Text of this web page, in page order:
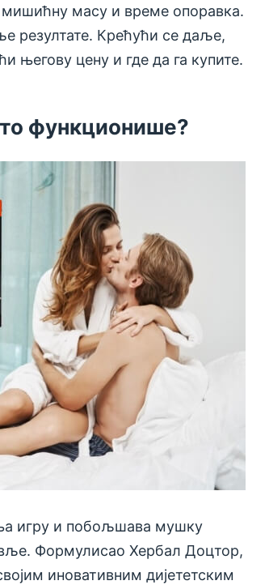
масу и време опоравка.
резултате. Крећући се даље,
његову цену и где да га купите.
функционише?
игру и побољшава мушку
Формулисао Хербал Доцтор,
иновативним дијететским